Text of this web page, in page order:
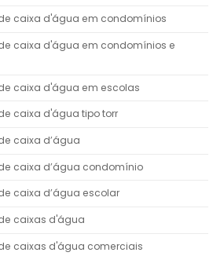
caixa d'água em condomínios
caixa d'água em condomínios e
caixa d'água em escolas
caixa d'água tipo torr
caixa d’água
caixa d’água condomínio
caixa d’água escolar
caixas d'água
caixas d'água comerciais